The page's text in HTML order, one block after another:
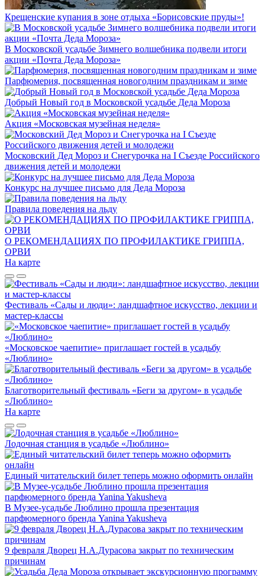
Крещенские купания в зоне отдыха «Борисовские пруды»!
В Московской усадьбе Зимнего волшебника подвели итоги
акции «Почта Деда Мороза»
Парфюмерия, посвященная новогодним праздникам и зиме
Добрый Новый год в Московской усадьбе Деда Мороза
Акция «Московская музейная неделя»
Московский Дед Мороз и Снегурочка на I Съезде Российского
движения детей и молодежи
Конкурс на лучшее письмо для Деда Мороза
Правила поведения на льду
О РЕКОМЕНДАЦИЯХ ПО ПРОФИЛАКТИКЕ ГРИППА,
ОРВИ
На карте
Фестиваль «Сады и люди»: ландшафтное искусство, лекции и
мастер-классы
«Московское чаепитие» приглашает гостей в усадьбу
«Люблино»
Благотворительный фестиваль «Беги за другом» в усадьбе
«Люблино»
На карте
Лодочная станция в усадьбе «Люблино»
Единый читательский билет теперь можно оформить онлайн
В Музее-усадьбе Люблино прошла презентация
парфюмерного бренда Yanina Yakusheva
9 февраля Дворец Н.А.Дурасова закрыт по техническим
причинам